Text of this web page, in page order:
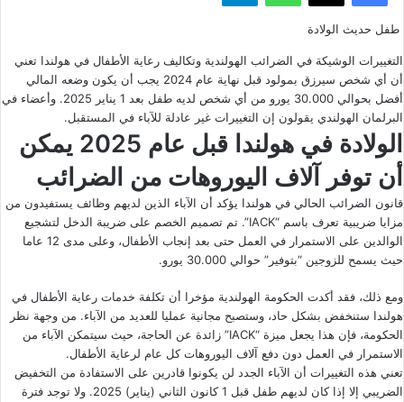
طفل حديث الولادة
التغييرات الوشيكة في الضرائب الهولندية وتكاليف رعاية الأطفال في هولندا تعني
أن أي شخص سيرزق بمولود قبل نهاية عام 2024 يجب أن يكون وضعه المالي
أفضل بحوالي 30.000 يورو من أي شخص لديه طفل بعد 1 يناير 2025. وأعضاء في
البرلمان الهولندي يقولون إن التغييرات غير عادلة للآباء في المستقبل.
الولادة في هولندا قبل عام 2025 يمكن
أن توفر آلاف اليوروهات من الضرائب
قانون الضرائب الحالي في هولندا يؤكد أن الآباء الذين لديهم وظائف يستفيدون من
مزايا ضريبية تعرف باسم “IACK”. تم تصميم الخصم على ضريبة الدخل لتشجيع
الوالدين على الاستمرار في العمل حتى بعد إنجاب الأطفال، وعلى مدى 12 عاما
حيث يسمح للزوجين “بتوفير” حوالي 30.000 يورو.
ومع ذلك، فقد أكدت الحكومة الهولندية مؤخرا أن تكلفة خدمات رعاية الأطفال في
هولندا ستنخفض بشكل حاد، وستصبح مجانية عمليا للعديد من الآباء. من وجهة نظر
الحكومة، فإن هذا يجعل ميزة “IACK” زائدة عن الحاجة، حيث سيتمكن الآباء من
الاستمرار في العمل دون دفع آلاف اليوروهات كل عام لرعاية الأطفال.
تعني هذه التغييرات أن الآباء الجدد لن يكونوا قادرين على الاستفادة من التخفيض
الضريبي إلا إذا كان لديهم طفل قبل 1 كانون الثاني (يناير) 2025. ولا توجد فترة